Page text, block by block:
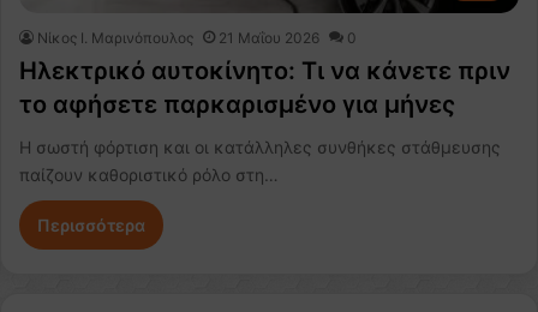
Nίκος Ι. Mαρινόπουλος 21 Μαΐου 2026 0
Ηλεκτρικό αυτοκίνητο: Τι να κάνετε πριν
το αφήσετε παρκαρισμένο για μήνες
Η σωστή φόρτιση και οι κατάλληλες συνθήκες στάθμευσης
παίζουν καθοριστικό ρόλο στη…
Περισσότερα